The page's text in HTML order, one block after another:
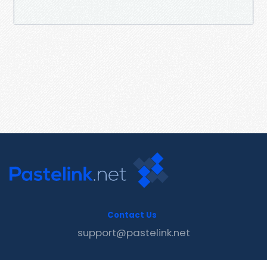
Contact Us
support@pastelink.net